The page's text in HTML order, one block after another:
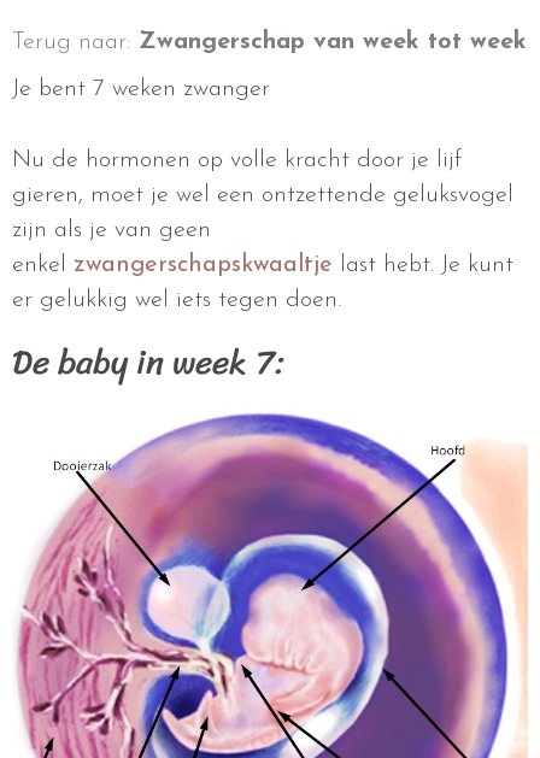
Terug naar: Zwangerschap van week tot week
Je bent 7 weken zwanger
Nu de hormonen op volle kracht door je lijf
gieren, moet je wel een ontzettende geluksvogel
zijn als je van geen
enkel zwangerschapskwaaltje last hebt. Je kunt
er gelukkig wel iets tegen doen.
De baby in week 7: